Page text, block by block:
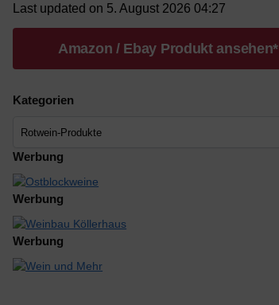
Last updated on 5. August 2026 04:27
Amazon / Ebay Produkt ansehen*
Kategorien
Werbung
Werbung
Werbung